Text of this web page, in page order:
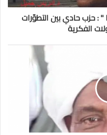
" : حزب حادي بين التطوّرات
الفكرية